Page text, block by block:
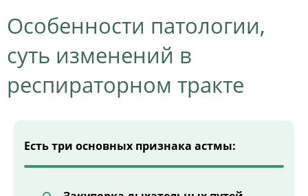
Особенности патологии,
суть изменений в
респираторном тракте
Есть три основных признака астмы: